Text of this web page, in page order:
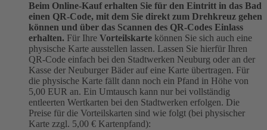
Beim Online-Kauf erhalten Sie für den Eintritt in das Bad
einen QR-Code, mit dem Sie direkt zum Drehkreuz gehen
können und über das Scannen des QR-Codes Einlass
erhalten. Für Ihre Vorteilskarte können Sie sich auch eine
physische Karte ausstellen lassen. Lassen Sie hierfür Ihren
QR-Code einfach bei den Stadtwerken Neuburg oder an der
Kasse der Neuburger Bäder auf eine Karte übertragen. Für
die physische Karte fällt dann noch ein Pfand in Höhe von
5,00 EUR an. Ein Umtausch kann nur bei vollständig
entleerten Wertkarten bei den Stadtwerken erfolgen. Die
Preise für die Vorteilskarten sind wie folgt (bei physischer
Karte zzgl. 5,00 € Kartenpfand):